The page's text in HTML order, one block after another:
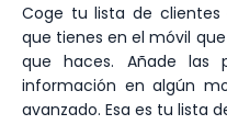
Coge tu lista de clientes
que tienes en el móvil
que haces. Añade las
información en algún
avanzado. Esa es tu lista